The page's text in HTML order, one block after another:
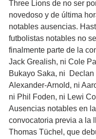
Three Lions de no ser
novedoso y de última
notables ausencias.
futbolistas notables no
finalmente parte de la
Jack Grealish, ni Cole
Bukayo Saka, ni
Alexander-Arnold, ni
ni Phil Foden, ni Lewi
Ausencias notables en
convocatoria previa a la
Thomas Tüchel, que